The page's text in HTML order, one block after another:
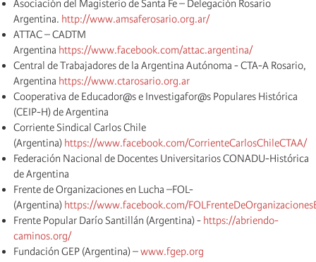
Asociación del Magisterio de Santa Fe – Delegación Rosario
Argentina. http://www.amsaferosario.org.ar/
ATTAC – CADTM
Argentina https://www.facebook.com/attac.argentina/
Central de Trabajadores de la Argentina Autónoma - CTA-A Rosario,
Argentina https://www.ctarosario.org.ar
Cooperativa de Educador@s e Investigafor@s Populares Histórica
(CEIP-H) de Argentina
Corriente Sindical Carlos Chile
(Argentina) https://www.facebook.com/CorrienteCarlosChileCTAA/
Federación Nacional de Docentes Universitarios CONADU-Histórica
de Argentina
Frente de Organizaciones en Lucha –FOL-
(Argentina) https://www.facebook.com/
Frente Popular Darío Santillán (Argentina) - https://abriendo-
caminos.org/
Fundación GEP (Argentina) –www.fgep.org